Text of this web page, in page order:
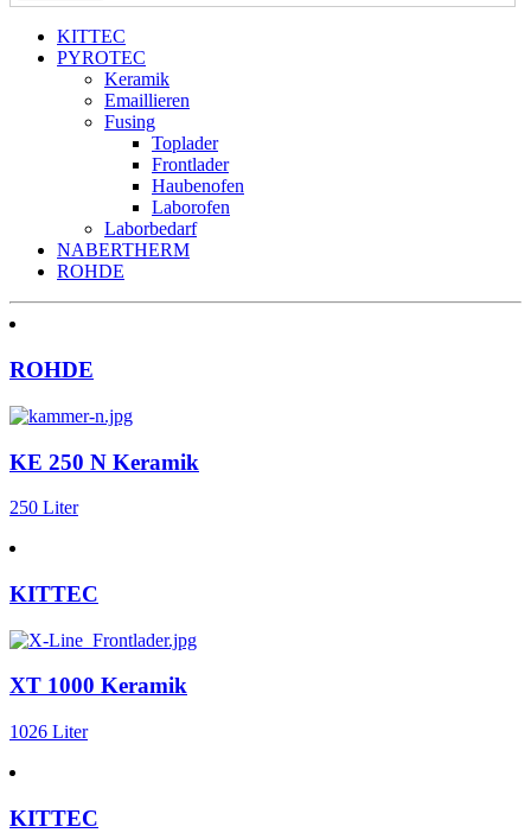
KITTEC
PYROTEC
Keramik
Emaillieren
Fusing
Toplader
Frontlader
Haubenofen
Laborofen
Laborbedarf
NABERTHERM
ROHDE
ROHDE
KE 250 N Keramik
250 Liter
KITTEC
XT 1000 Keramik
1026 Liter
KITTEC